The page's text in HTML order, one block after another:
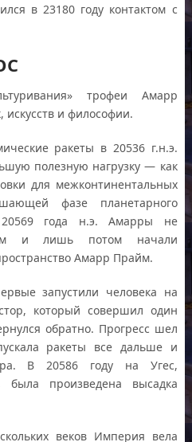
в 23180 году контактом с
трофеи Амарр
искусств и философии.
ракеты в 20536 г.н.э.
полезную нагрузку — как
для межконтинентальных
фазе планетарного
года н.э. Амарры не
и лишь потом начали
Амарр Прайм.
запустили человека на
который совершил один
обратно. Прогресс шел
ракеты все дальше и
В 20586 году на Угес,
произведена высадка
веков Империя вела